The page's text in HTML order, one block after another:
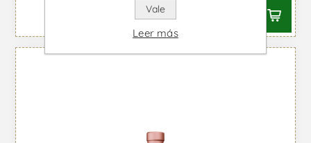
Vale
Leer más